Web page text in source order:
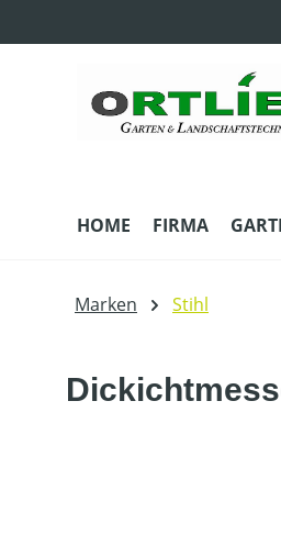
HOME FIRMA
Marken Stihl